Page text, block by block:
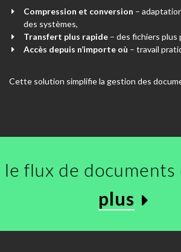
Compression et conversion –
des systèmes,
Transfert plus rapide – des fichiers
Accès depuis n’importe où – travail
Cette solution simplifie la gestion des
flux de
plus